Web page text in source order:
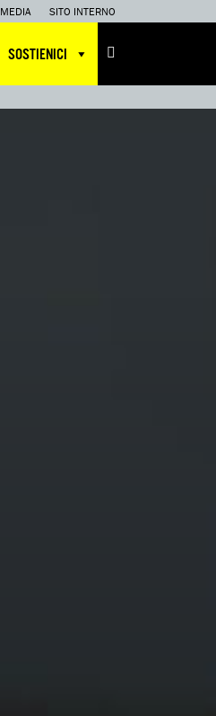
MEDIA SITO INTERNO
SOSTIENICI